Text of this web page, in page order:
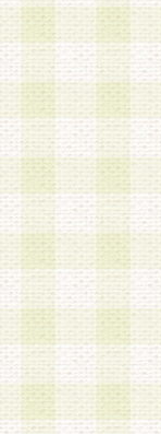
d.その他
2.当社は
会員情報
人を識別
社は事前
3.前項の
意を 得る
づき選定
できるも
契約を締
の注意を
a.本サー
b.会員か
c.モバイ